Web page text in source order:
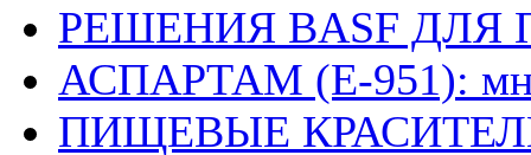
РЕШЕНИЯ BASF
АСПАРТАМ (E-951):
ПИЩЕВЫЕ